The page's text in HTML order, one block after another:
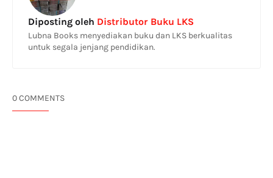
Diposting oleh Distributor Buku LKS
Lubna Books menyediakan buku dan LKS berkualitas
untuk segala jenjang pendidikan.
0 COMMENTS